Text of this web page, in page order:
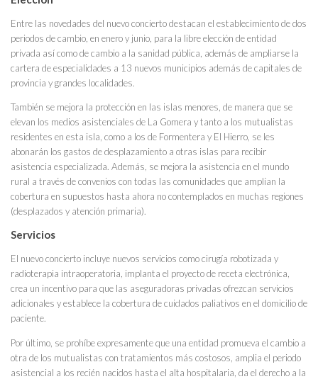
Entre las novedades del nuevo concierto destacan el establecimiento de dos
periodos de cambio, en enero y junio, para la libre elección de entidad
privada así como de cambio a la sanidad pública, además de ampliarse la
cartera de especialidades a 13 nuevos municipios además de capitales de
provincia y grandes localidades.
También se mejora la protección en las islas menores, de manera que se
elevan los medios asistenciales de La Gomera y tanto a los mutualistas
residentes en esta isla, como a los de Formentera y El Hierro, se les
abonarán los gastos de desplazamiento a otras islas para recibir
asistencia especializada. Además, se mejora la asistencia en el mundo
rural a través de convenios con todas las comunidades que amplían la
cobertura en supuestos hasta ahora no contemplados en muchas regiones
(desplazados y atención primaria).
Servicios
El nuevo concierto incluye nuevos servicios como cirugía robotizada y
radioterapia intraoperatoria, implanta el proyecto de receta electrónica,
crea un incentivo para que las aseguradoras privadas ofrezcan servicios
adicionales y establece la cobertura de cuidados paliativos en el domicilio de
paciente.
Por último, se prohíbe expresamente que una entidad promueva el cambio a
otra de los mutualistas con tratamientos más costosos, amplia el periodo
asistencial a los recién nacidos hasta el alta hospitalaria, da el derecho a la